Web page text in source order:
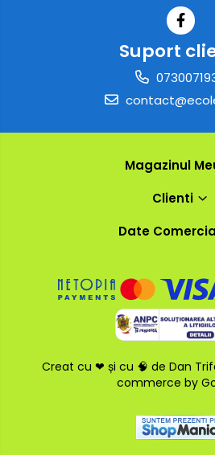
Suport
Magazinul
Clienti
Date
Creat cu ❤ și cu 🧠 de Dan
commerce by